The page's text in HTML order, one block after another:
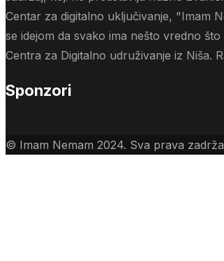
Centar za digitalno uključivanje, "Imam
se idejom da svako ima nešto vredno
Centra za Digitalno udruživanje iz Niša.
Sponzori
© Imam Nemam 2024. Sva prava